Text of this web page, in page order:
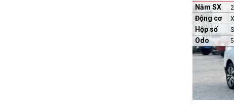
Năm SX
Động cơ
Hộp số
Odo